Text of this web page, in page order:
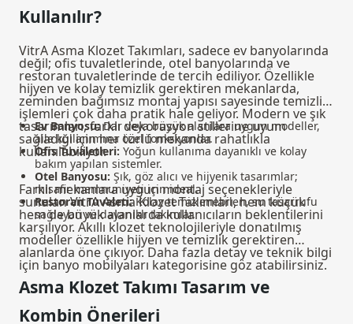
Kullanılır?
VitrA Asma Klozet Takımları, sadece ev banyolarında
değil; ofis tuvaletlerinde, otel banyolarında ve
restoran tuvaletlerinde de tercih ediliyor. Özellikle
hijyen ve kolay temizlik gerektiren mekanlarda,
zeminden bağımsız montaj yapısı sayesinde temizlik
işlemleri çok daha pratik hale geliyor. Modern ve şık
tasarımları, farklı dekorasyon stillerine uyum
sağladığı için her türlü mekanda rahatlıkla
kullanılabiliyor.
Ev Banyosu:Dar veya büyük alanlara uygun modeller,
aile kullanımına özel fonksiyonlar.
Ofis Tuvaletleri: Yoğun kullanıma dayanıklı ve kolay
bakım yapılan sistemler.
Otel Banyosu: Şık, göz alıcı ve hijyenik tasarımlar;
misafir memnuniyeti için ideal.
Restoran Tuvaleti:Kolay temizlenebilen, su tasarrufu
sağlayan ve dayanıklı takımlar.
Farklı mekanlara uygun montaj seçenekleriyle
sunulan VitrA Asma Klozet Takımları, hem küçük
hem de büyük alanlarda kullanıcıların beklentilerini
karşılıyor. Akıllı klozet teknolojileriyle donatılmış
modeller özellikle hijyen ve temizlik gerektiren
alanlarda öne çıkıyor. Daha fazla detay ve teknik bilgi
için banyo mobilyaları kategorisine göz atabilirsiniz.
Asma Klozet Takımı Tasarım ve
Kombin Önerileri